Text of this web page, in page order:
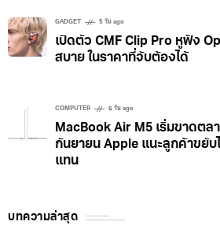
GADGET 5 วัน ago
เปิดตัว CMF Clip Pro หูฟัง
สบาย ในราคาที่จับต้องได้
COMPUTER 6 วัน ago
MacBook Air M5 เริ่มขาดต
กันยายน Apple แนะลูกค้าขยับ
แทน
บทความล่าสุด